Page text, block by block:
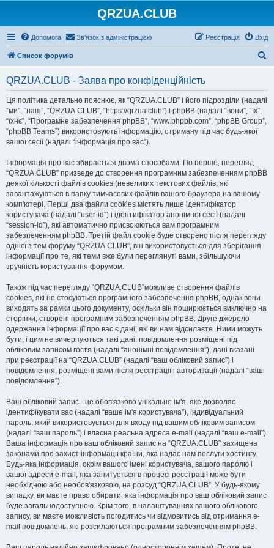
QRZUA.CLUB
Допомога Зв'язок з адміністрацією Вхід
Реєстрація
Список форумів
QRZUA.CLUB - Заява про конфіденційність
Ця політика детально пояснює, як “QRZUA.CLUB” і його підрозділи (надалі
“ми”, “наш”, “QRZUA.CLUB”, “https://qrzua.club”) і phpBB (надалі “вони”, “їх”,
“їхнє”, “Програмне забезпечення phpBB”, “www.phpbb.com”, “phpBB Group”,
“phpBB Teams”) використовують інформацію, отриману під час будь-якої
вашої сесії (надалі “інформація про вас”).
Інформація про вас збирається двома способами. По перше, перегляд
“QRZUA.CLUB” призведе до створення програмним забезпеченням phpBB
деякої кількості файлів cookies (невеликих текстових файлів, які
завантажуються в папку тимчасових файлів вашого браузера на вашому
комп'ютері. Перші два файли cookies містять лише ідентифікатор
користувача (надалі “user-id”) і ідентифікатор анонімної сесії (надалі
“session-id”), які автоматично присвоюються вам програмним
забезпеченням phpBB. Третій файл cookie буде створено після перегляду
однієї з тем форуму “QRZUA.CLUB”, він використовується для зберігання
інформації про те, які теми вже були переглянуті вами, збільшуючи
зручність користування форумом.
Також під час перегляду “QRZUA.CLUB”можливе створення файлів
cookies, які не стосуються програмного забезпечення phpBB, однак вони
виходять за рамки цього документу, оскільки він поширюється виключно на
сторінки, створені програмним забезпеченням phpBB. Друге джерело
одержання інформації про вас є дані, які ви нам відсилаєте. Ними можуть
бути, і цим не вичерпуються такі дані: повідомлення розміщені під
обліковим записом гостя (надалі “анонімні повідомлення”), дані вказані
при реєстрації на “QRZUA.CLUB” (надалі “ваш обліковий запис”) і
повідомлення, розміщені вами після реєстрації і авторизації (надалі “ваші
повідомлення”).
Ваш обліковий запис - це обов'язково унікальне ім'я, яке дозволяє
ідентифікувати вас (надалі “ваше ім'я користувача”), індивідуальний
пароль, який використовується для входу під вашим обліковим записом
(надалі “ваш пароль”) і власна реальна адреса e-mail (надалі “ваш e-mail”).
Ваша інформація про ваш обліковий запис на “QRZUA.CLUB” захищена
законами про захист інформації країни, яка надає нам послуги хостингу.
Будь-яка інформація, окрім вашого імені користувача, вашого паролю і
вашої адреси e-mail, яка запитується в процесі реєстрації може бути
необхідною або необов'язковою, на розсуд “QRZUA.CLUB”. У будь-якому
випадку, ви маєте право обирати, яка інформація про ваш обліковий запис
буде загальнодоступною. Крім того, в налаштуваннях вашого облікового
запису, ви маєте можливість погодитись чи відмовитись від отримання e-
mail повідомлень, які розсилаються програмним забезпеченням phpBB.